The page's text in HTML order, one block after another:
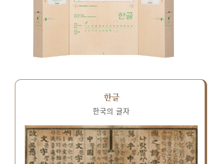
한글
한국의 글자